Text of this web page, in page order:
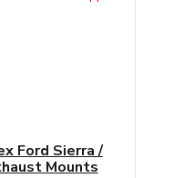
Ford Sierra /
Mounts